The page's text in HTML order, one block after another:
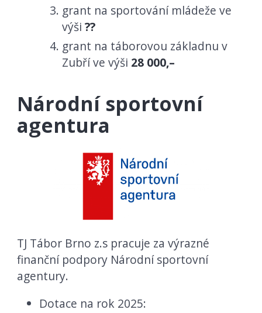
grant na sportování mládeže ve
výši ??
grant na táborovou základnu v
Zubří ve výši 28 000,–
Národní sportovní
agentura
TJ Tábor Brno z.s pracuje za výrazné
finanční podpory Národní sportovní
agentury.
Dotace na rok 2025: